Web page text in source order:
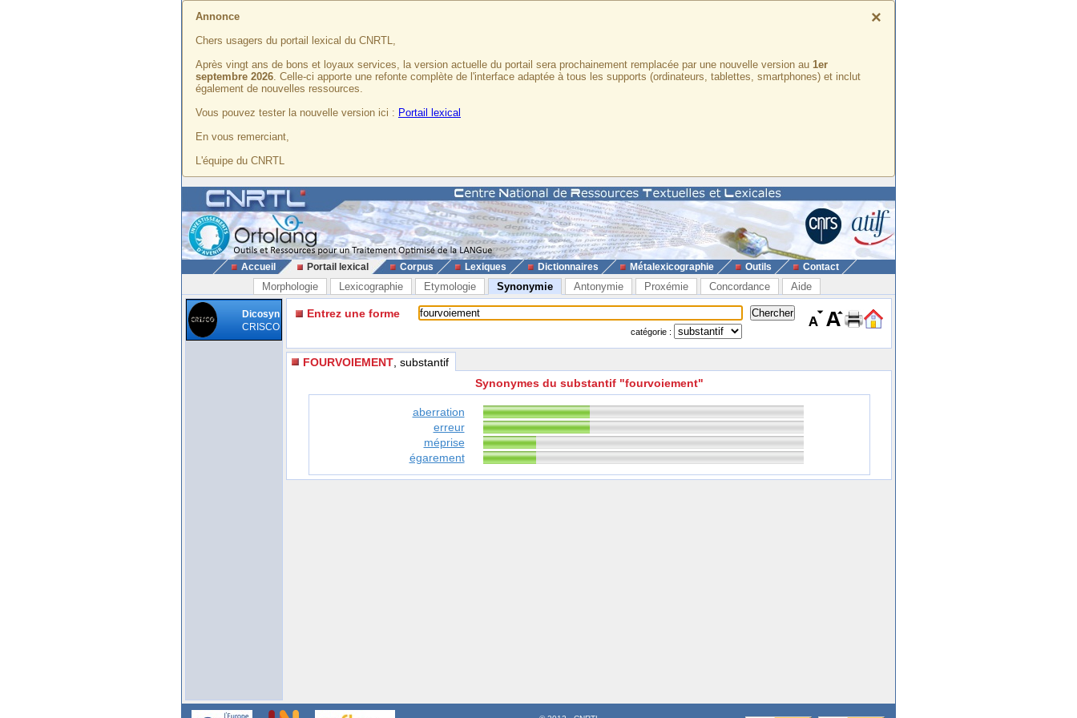
×
Annonce
Chers usagers du portail lexical du CNRTL,
Après vingt ans de bons et loyaux services, la version actuelle du portail sera prochainement remplacée par une nouvelle version au 1er
septembre 2026. Celle-ci apporte une refonte complète de l'interface adaptée à tous les supports (ordinateurs, tablettes, smartphones) et inclut
également de nouvelles ressources.
Vous pouvez tester la nouvelle version ici : Portail lexical
En vous remerciant,
L'équipe du CNRTL
Accueil Portail lexical Corpus Lexiques Dictionnaires Métalexicographie Outils Contact
Morphologie Lexicographie Etymologie Synonymie Antonymie Proxémie Concordance Aide
Dicosyn
CRISCO
Entrez une forme
catégorie :
FOURVOIEMENT , substantif
Synonymes du substantif "fourvoiement"
aberration
erreur
méprise
égarement